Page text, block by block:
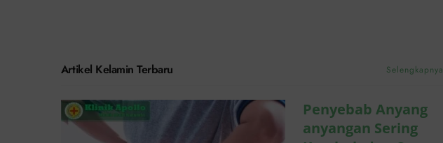
Artikel Kelamin Terbaru Selengkapnya
Atasinya
Penyebab Anyang
anyangan Sering